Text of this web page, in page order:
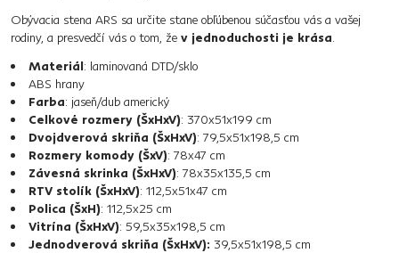
Obývacia stena ARS sa určite stane obľúbenou súčasťou vás a vašej
rodiny, a presvedčí vás o tom, že v jednoduchosti je krása.
Materiál: laminovaná DTD/sklo
ABS hrany
Farba: jaseň/dub americký
Celkové rozmery (ŠxHxV): 370x51x199 cm
Dvojdverová skriňa (ŠxHxV): 79,5x51x198,5 cm
Rozmery komody (ŠxV): 78x47 cm
Závesná skrinka (ŠxHxV): 78x35x135,5 cm
RTV stolík (ŠxHxV): 112,5x51x47 cm
Polica (ŠxH): 112,5x25 cm
Vitrína (ŠxHxV): 59,5x35x198,5 cm
Jednodverová skriňa (ŠxHxV): 39,5x51x198,5 cm